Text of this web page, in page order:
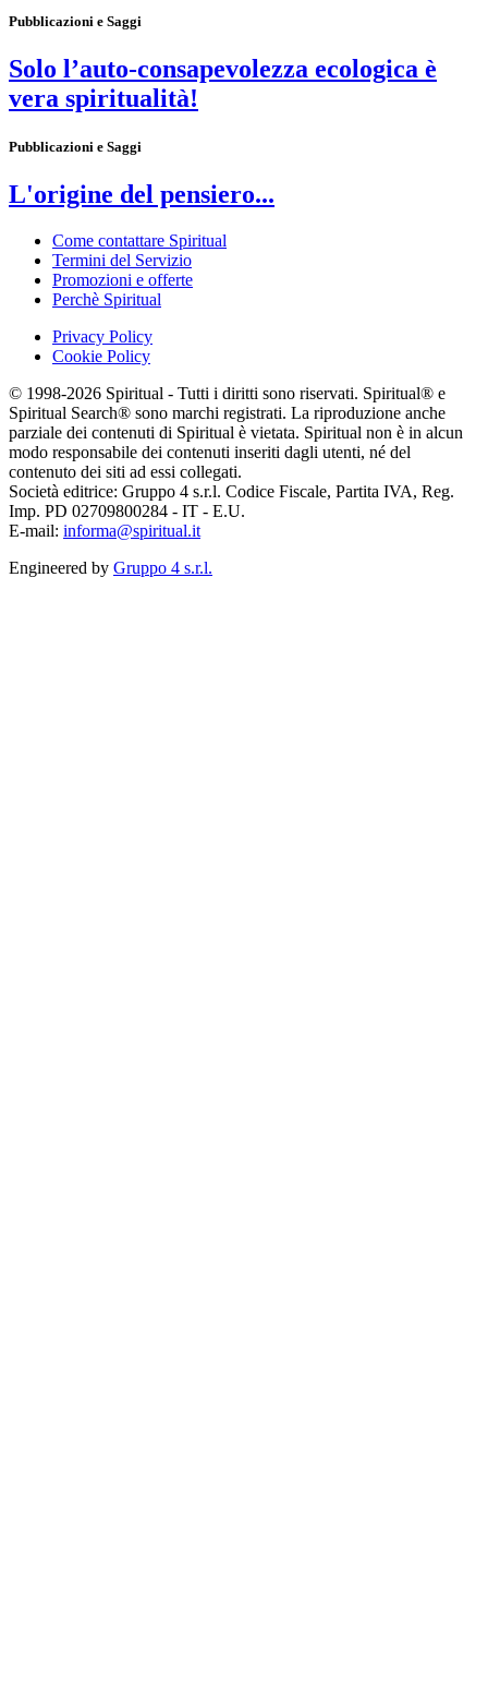
Pubblicazioni e Saggi
Solo l’auto-consapevolezza ecologica è
vera spiritualità!
Pubblicazioni e Saggi
L'origine del pensiero...
Come contattare Spiritual
Termini del Servizio
Promozioni e offerte
Perchè Spiritual
Privacy Policy
Cookie Policy
© 1998-2026 Spiritual - Tutti i diritti sono riservati. Spiritual® e
Spiritual Search® sono marchi registrati. La riproduzione anche
parziale dei contenuti di Spiritual è vietata. Spiritual non è in alcun
modo responsabile dei contenuti inseriti dagli utenti, né del
contenuto dei siti ad essi collegati.
Società editrice: Gruppo 4 s.r.l. Codice Fiscale, Partita IVA, Reg.
Imp. PD 02709800284 - IT - E.U.
E-mail: informa@spiritual.it
Engineered by Gruppo 4 s.r.l.